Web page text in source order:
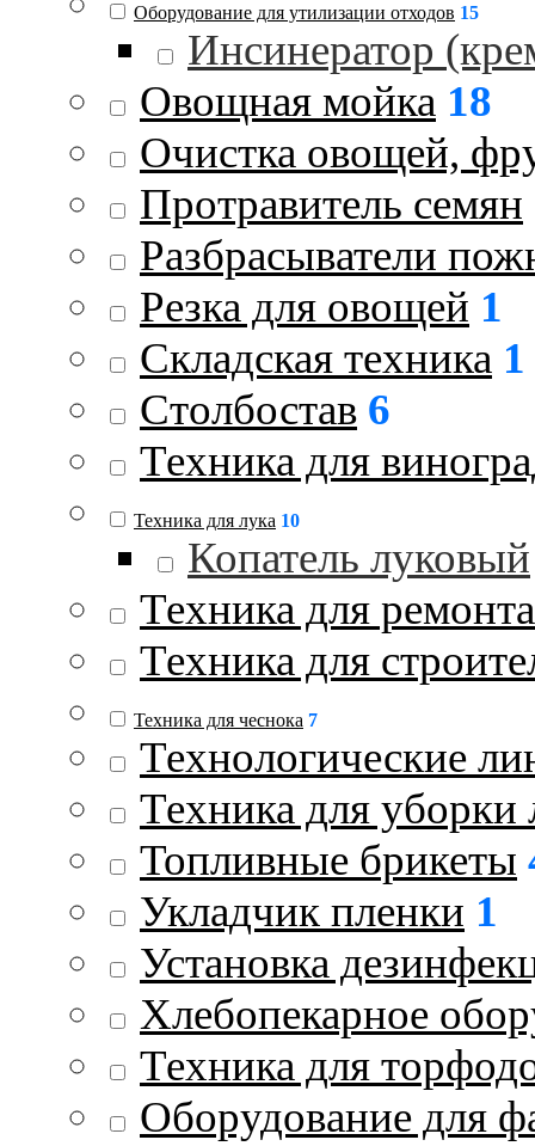
Оборудование для утилизации отходов 15
Инсинератор
Овощная мойка 18
Очистка овощей,
Протравитель семян
Разбрасыватели
Резка для овощей 1
Складская техника 1
Столбостав 6
Техника для
Техника для лука 10
Копатель луковый
Техника для
Техника для
Техника для чеснока 7
Технологические
Техника для уборки
Топливные брикеты
Укладчик пленки 1
Установка
Хлебопекарное
Техника для
Оборудование для